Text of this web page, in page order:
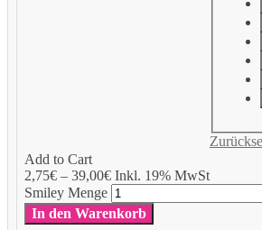
Add to Cart
2,75€– 39,00€Inkl. 19% MwSt
Smiley Menge
In den Warenkorb